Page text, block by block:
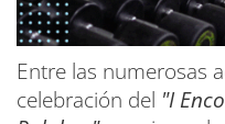
Entre las numerosas
celebración del "I